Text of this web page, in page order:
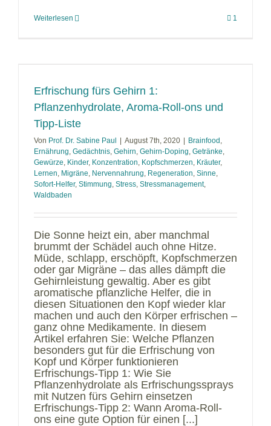
Weiterlesen 1
Erfrischung fürs Gehirn 1:
Pflanzenhydrolate, Aroma-Roll-ons und
Tipp-Liste
Von Prof. Dr. Sabine Paul August 7th, 2020 Brainfood ,
Ernährung, Gedächtnis, Gehirn, Gehirn-Doping, Getränke,
Gewürze, Kinder, Konzentration, Kopfschmerzen, Kräuter,
Lernen, Migräne, Nervennahrung, Regeneration, Sinne,
Sofort-Helfer, Stimmung, Stress, Stressmanagement,
Waldbaden
Die Sonne heizt ein, aber manchmal
brummt der Schädel auch ohne Hitze.
Müde, schlapp, erschöpft, Kopfschmerzen
oder gar Migräne – das alles dämpft die
Gehirnleistung gewaltig. Aber es gibt
aromatische pflanzliche Helfer, die in
diesen Situationen den Kopf wieder klar
machen und auch den Körper erfrischen –
ganz ohne Medikamente. In diesem
Artikel erfahren Sie: Welche Pflanzen
besonders gut für die Erfrischung von
Kopf und Körper funktionieren
Erfrischungs-Tipp 1: Wie Sie
Pflanzenhydrolate als Erfrischungssprays
mit Nutzen fürs Gehirn einsetzen
Erfrischungs-Tipp 2: Wann Aroma-Roll-
ons eine gute Option für einen [...]